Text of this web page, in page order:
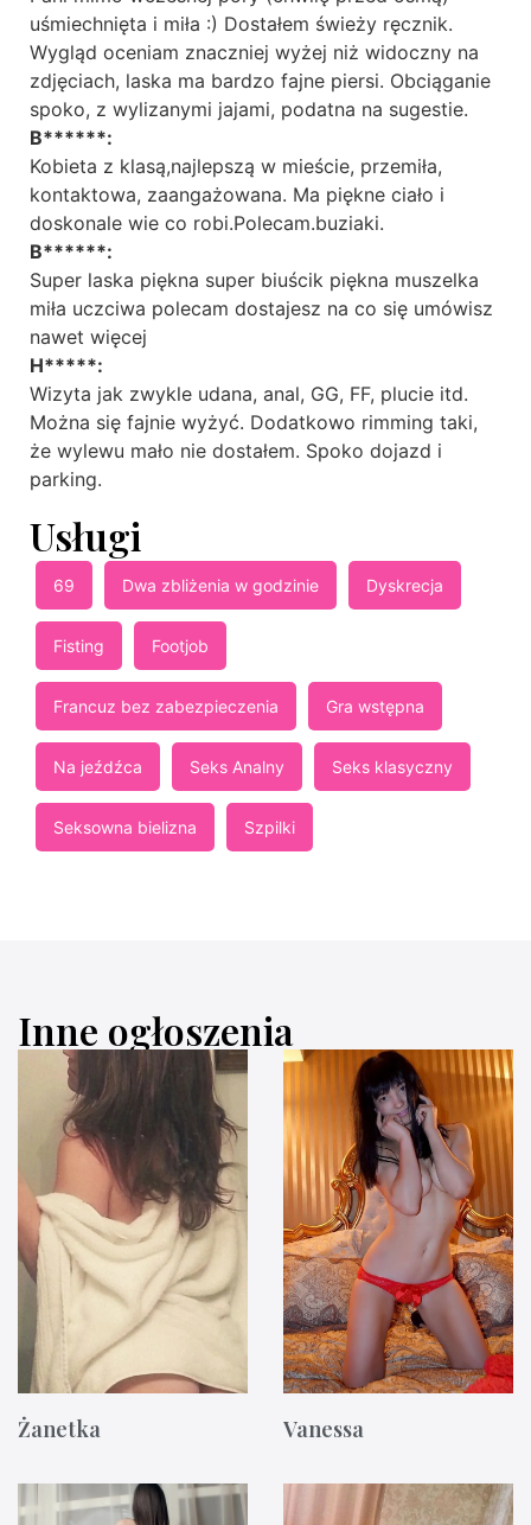
uśmiechnięta i miła :) Dostałem świeży ręcznik.
Wygląd oceniam znaczniej wyżej niż widoczny na
zdjęciach, laska ma bardzo fajne piersi. Obciąganie
spoko, z wylizanymi jajami, podatna na sugestie.
B******:
Kobieta z klasą,najlepszą w mieście, przemiła,
kontaktowa, zaangażowana. Ma piękne ciało i
doskonale wie co robi.Polecam.buziaki.
B******:
Super laska piękna super biuścik piękna muszelka
miła uczciwa polecam dostajesz na co się umówisz
nawet więcej
H*****:
Wizyta jak zwykle udana, anal, GG, FF, plucie itd.
Można się fajnie wyżyć. Dodatkowo rimming taki,
że wylewu mało nie dostałem. Spoko dojazd i
parking.
Usługi
69 Dwa zbliżenia w godzinie Dyskrecja
Fisting Footjob
Francuz bez zabezpieczenia Gra wstępna
Na jeźdźca Seks Analny Seks klasyczny
Seksowna bielizna Szpilki
Inne ogłoszenia
Żanetka Vanessa